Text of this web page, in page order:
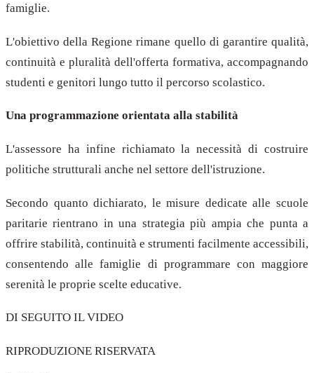
famiglie.
L'obiettivo della Regione rimane quello di garantire qualità,
continuità e pluralità dell'offerta formativa, accompagnando
studenti e genitori lungo tutto il percorso scolastico.
Una programmazione orientata alla stabilità
L'assessore ha infine richiamato la necessità di costruire
politiche strutturali anche nel settore dell'istruzione.
Secondo quanto dichiarato, le misure dedicate alle scuole
paritarie rientrano in una strategia più ampia che punta a
offrire stabilità, continuità e strumenti facilmente accessibili,
consentendo alle famiglie di programmare con maggiore
serenità le proprie scelte educative.
DI SEGUITO IL VIDEO
RIPRODUZIONE RISERVATA